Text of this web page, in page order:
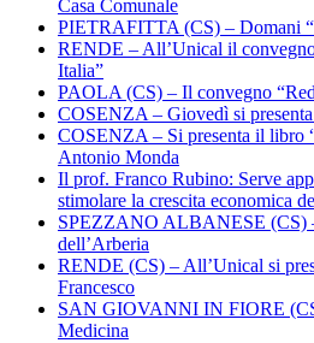
Casa Comunale
PIETRAFITTA (CS) – Domani
RENDE – All’Unical il
Italia”
PAOLA (CS) – Il convegno
COSENZA – Giovedì si
COSENZA – Si presenta il libro
Antonio Monda
Il prof. Franco Rubino: Serve
stimolare la crescita economica
SPEZZANO ALBANESE (CS)
dell’Arberia
RENDE (CS) – All’Unical si
Francesco
SAN GIOVANNI IN FIORE
Medicina